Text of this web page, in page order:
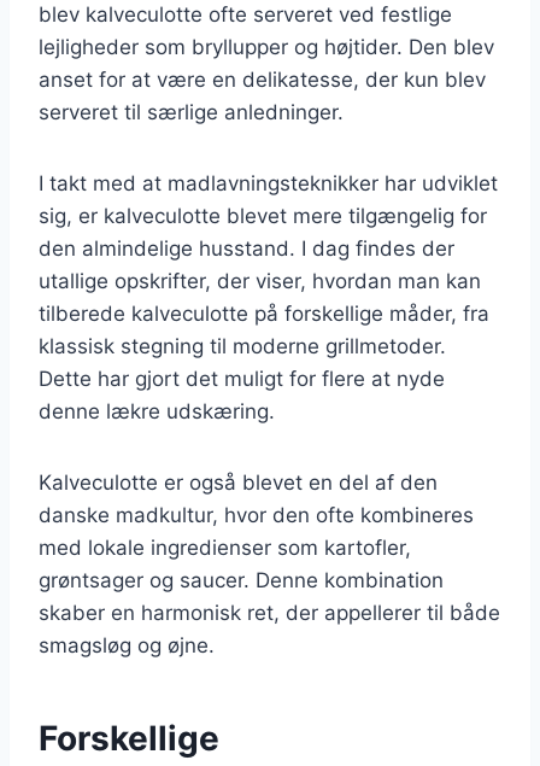
blev kalveculotte ofte serveret ved festlige
lejligheder som bryllupper og højtider. Den blev
anset for at være en delikatesse, der kun blev
serveret til særlige anledninger.
I takt med at madlavningsteknikker har udviklet
sig, er kalveculotte blevet mere tilgængelig for
den almindelige husstand. I dag findes der
utallige opskrifter, der viser, hvordan man kan
tilberede kalveculotte på forskellige måder, fra
klassisk stegning til moderne grillmetoder.
Dette har gjort det muligt for flere at nyde
denne lækre udskæring.
Kalveculotte er også blevet en del af den
danske madkultur, hvor den ofte kombineres
med lokale ingredienser som kartofler,
grøntsager og saucer. Denne kombination
skaber en harmonisk ret, der appellerer til både
smagsløg og øjne.
Forskellige